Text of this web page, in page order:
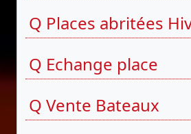
Q Places abritées
Q Echange place
Q Vente Bateaux